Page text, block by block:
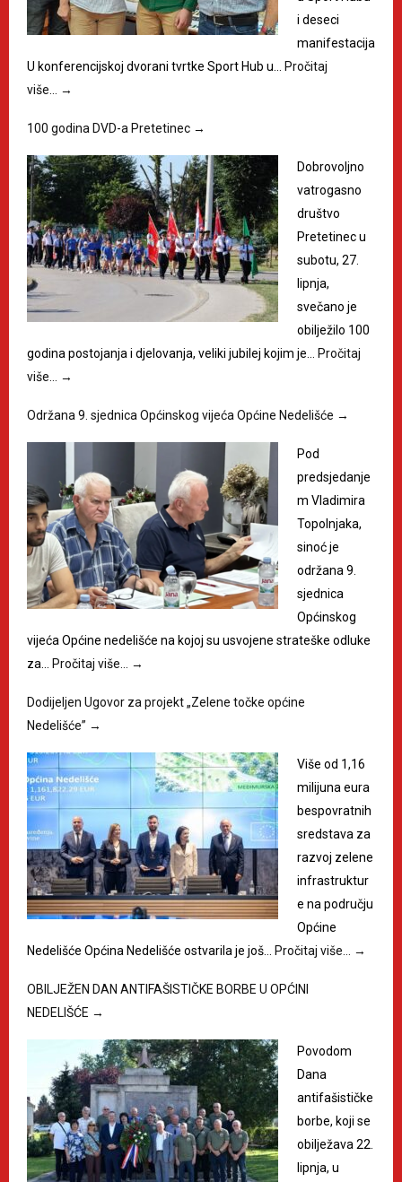
i deseci
manifestacija
U konferencijskoj dvorani tvrtke Sport Hub u…
Pročitaj
više…
→
100 godina DVD-a Pretetinec →
Dobrovoljno
vatrogasno
društvo
Pretetinec u
subotu, 27.
lipnja,
svečano je
obilježilo 100
godina postojanja i djelovanja, veliki jubilej kojim je…
Pročitaj
više…
→
Održana 9. sjednica Općinskog vijeća Općine Nedelišće →
Pod
predsjedanje
m Vladimira
Topolnjaka,
sinoć je
održana 9.
sjednica
Općinskog
vijeća Općine nedelišće na kojoj su usvojene strateške odluke
za…
Pročitaj više… →
Dodijeljen Ugovor za projekt „Zelene točke općine
Nedelišće” →
Više od 1,16
milijuna eura
bespovratnih
sredstava za
razvoj zelene
infrastruktur
e na području
Općine
Nedelišće Općina Nedelišće ostvarila je još…
Pročitaj više… →
OBILJEŽEN DAN ANTIFAŠISTIČKE BORBE U OPĆINI
NEDELIŠĆE →
Povodom
Dana
antifašističke
borbe, koji se
obilježava 22.
lipnja, u